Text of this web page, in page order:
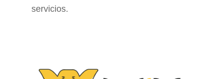
servicios.